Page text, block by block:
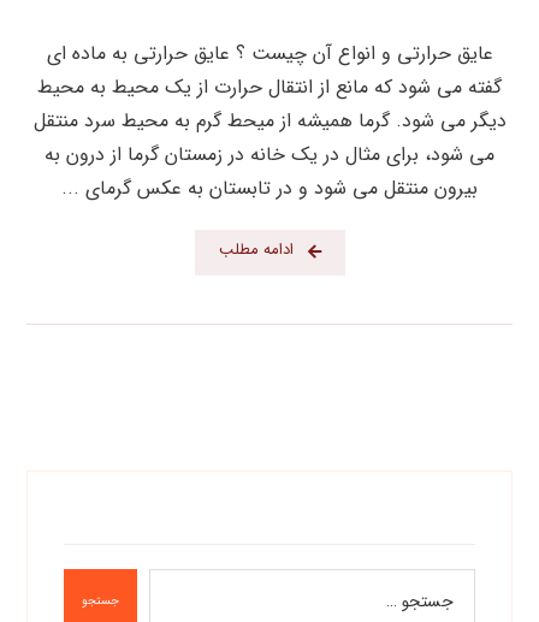
عایق حرارتی و انواع آن چیست ؟ عایق حرارتی به ماده ای
گفته می شود که مانع از انتقال حرارت از یک محیط به محیط
دیگر می شود. گرما همیشه از میحط گرم به محیط سرد منتقل
می شود، برای مثال در یک خانه در زمستان گرما از درون به
بیرون منتقل می شود و در تابستان به عکس گرمای ...
ادامه مطلب
جستجو